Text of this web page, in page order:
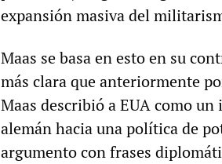
expansión masiva del
Maas se basa en esto en su
más clara que anteriormente
Maas describió a EUA como
alemán hacia una política de
argumento con frases